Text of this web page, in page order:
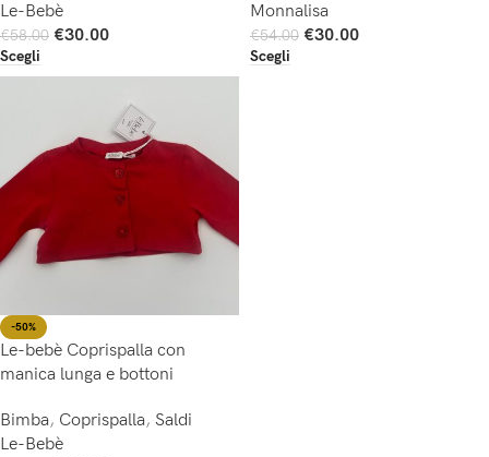
Le-Bebè
€58.00 €30.00
Scegli
Monnalisa
€54.00 €30.00
Scegli
-50%
Le-bebè Coprispalla con
manica lunga e bottoni
Bimba, Coprispalla, Saldi
Le-Bebè